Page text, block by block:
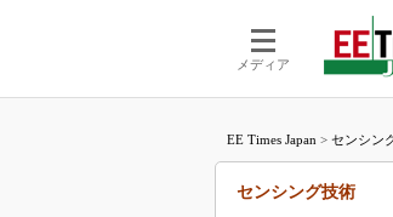
メディア
EE Times Japan > センシン
センシング技術